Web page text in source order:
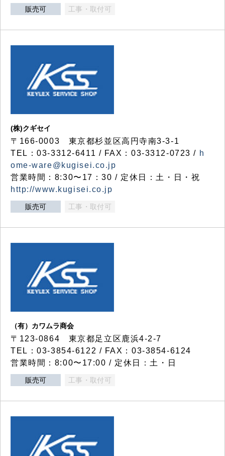
販売可 工事・取付可
(株)クギセイ
〒166-0003 東京都杉並区高円寺南3-3-1
TEL：03-3312-6411 / FAX：03-3312-0723 / h
ome-ware@kugisei.co.jp
営業時間：8:30〜17：30 / 定休日：土・日・祝
http://www.kugisei.co.jp
販売可 工事・取付可
（有）カワムラ商会
〒123-0864 東京都足立区鹿浜4-2-7
TEL：03-3854-6122 / FAX：03-3854-6124
営業時間：8:00〜17:00 / 定休日：土・日
販売可 工事・取付可